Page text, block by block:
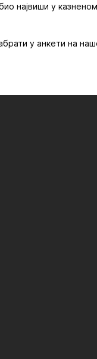
највиши у
у анкети на